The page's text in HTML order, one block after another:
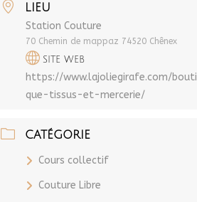
LIEU
Station Couture
70 Chemin de mappaz 74520 Chênex
SITE WEB
https://www.lajoliegirafe.com/bouti
que-tissus-et-mercerie/
CATÉGORIE
Cours collectif
Couture Libre